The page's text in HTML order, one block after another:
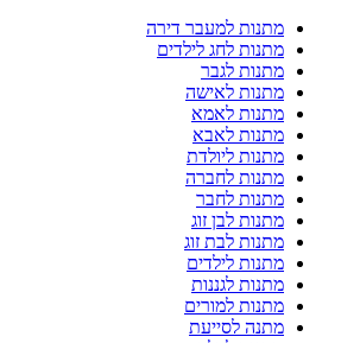
מתנות למעבר דירה
מתנות לחג לילדים
מתנות לגבר
מתנות לאישה
מתנות לאמא
מתנות לאבא
מתנות ליולדת
מתנות לחברה
מתנות לחבר
מתנות לבן זוג
מתנות לבת זוג
מתנות לילדים
מתנות לגננות
מתנות למורים
מתנה לסייעת